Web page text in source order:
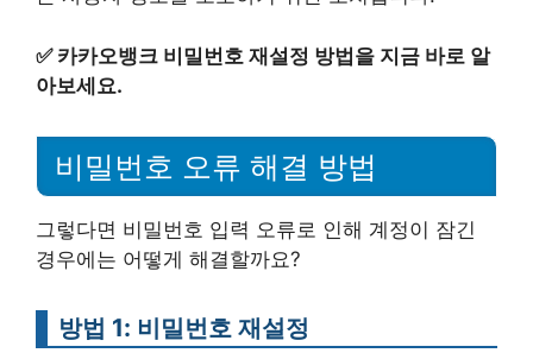
✅ 카카오뱅크 비밀번호 재설정 방법을 지금 바로 알
아보세요.
비밀번호 오류 해결 방법
그렇다면 비밀번호 입력 오류로 인해 계정이 잠긴
경우에는 어떻게 해결할까요?
방법 1: 비밀번호 재설정